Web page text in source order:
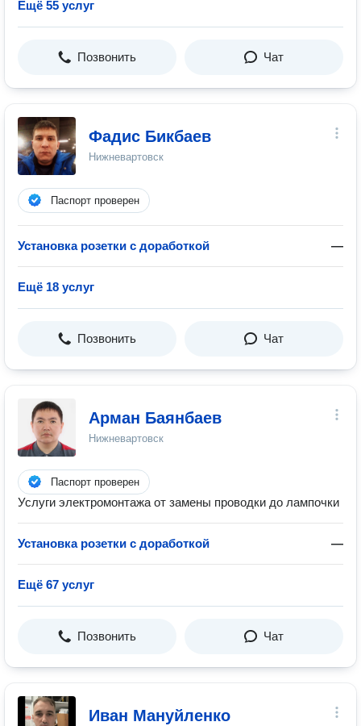
Ещё 55 услуг
Позвонить Чат
Фадис Бикбаев
Нижневартовск
Паспорт проверен
Установка розетки с доработкой —
Ещё 18 услуг
Позвонить Чат
Арман Баянбаев
Нижневартовск
Паспорт проверен
Услуги электромонтажа от замены проводки до лампочки
Установка розетки с доработкой —
Ещё 67 услуг
Позвонить Чат
Иван Мануйленко